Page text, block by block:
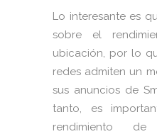
Lo interesante es
sobre el
ubicación, por lo
redes admiten un
sus anuncios de
tanto, es
rendimiento